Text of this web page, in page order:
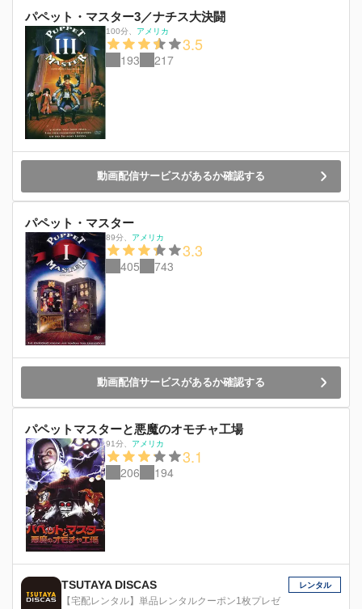
パペット・マスター3／ナチス大決闘
100分 アメリカ
3.5
193 217
動画配信サービスがあるか確認する
パペット・マスター
89分 アメリカ
3.3
405 743
動画配信サービスがあるか確認する
パペットマスターと悪魔のオモチャ工場
91分 アメリカ
3.1
206 194
TSUTAYA DISCAS
【宅配レンタル】単品レンタルクーポン1枚プレゼ
レンタル